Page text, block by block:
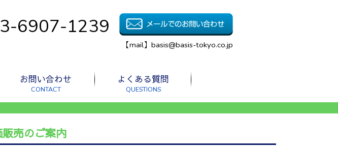
6907-1239
【mail】basis@basis-tokyo.co.jp
お問い合わせ
CONTACT
よくある質問
QUESTIONS
売のご案内